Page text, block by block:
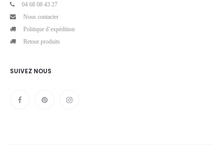
04 68 08 43 27
Nous contacter
Politique d’expédition
Retour produits
SUIVEZ NOUS